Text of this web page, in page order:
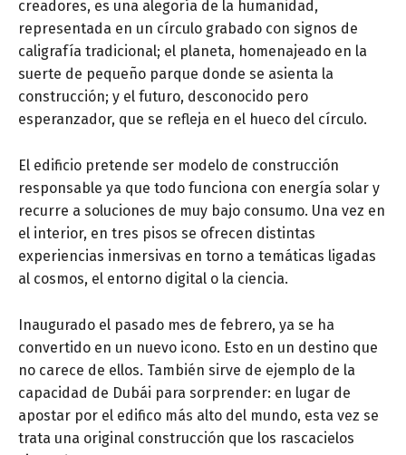
creadores, es una alegoría de la humanidad,
representada en un círculo grabado con signos de
caligrafía tradicional; el planeta, homenajeado en la
suerte de pequeño parque donde se asienta la
construcción; y el futuro, desconocido pero
esperanzador, que se refleja en el hueco del círculo.
El edificio pretende ser modelo de construcción
responsable ya que todo funciona con energía solar y
recurre a soluciones de muy bajo consumo. Una vez en
el interior, en tres pisos se ofrecen distintas
experiencias inmersivas en torno a temáticas ligadas
al cosmos, el entorno digital o la ciencia.
Inaugurado el pasado mes de febrero, ya se ha
convertido en un nuevo icono. Esto en un destino que
no carece de ellos. También sirve de ejemplo de la
capacidad de Dubái para sorprender: en lugar de
apostar por el edifico más alto del mundo, esta vez se
trata una original construcción que los rascacielos